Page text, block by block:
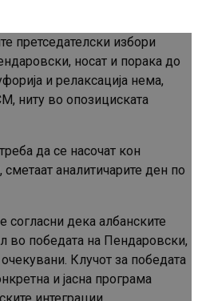
претседателски избори
носат и порака до
и релаксација нема,
ниту во опозициската
да се насочат кон
аналитичарите ден по
дека албанските
во победата на Пендаровски,
Клучот за победата
и јасна програма